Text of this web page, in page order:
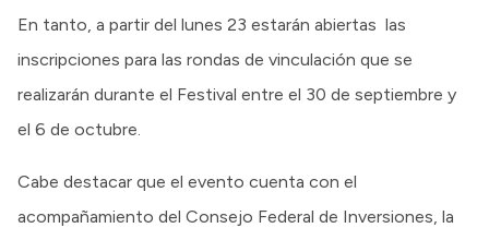
En tanto, a partir del lunes 23 estarán abiertas las
inscripciones para las rondas de vinculación que se
realizarán durante el Festival entre el 30 de septiembre y
el 6 de octubre.
Cabe destacar que el evento cuenta con el
acompañamiento del Consejo Federal de Inversiones, la